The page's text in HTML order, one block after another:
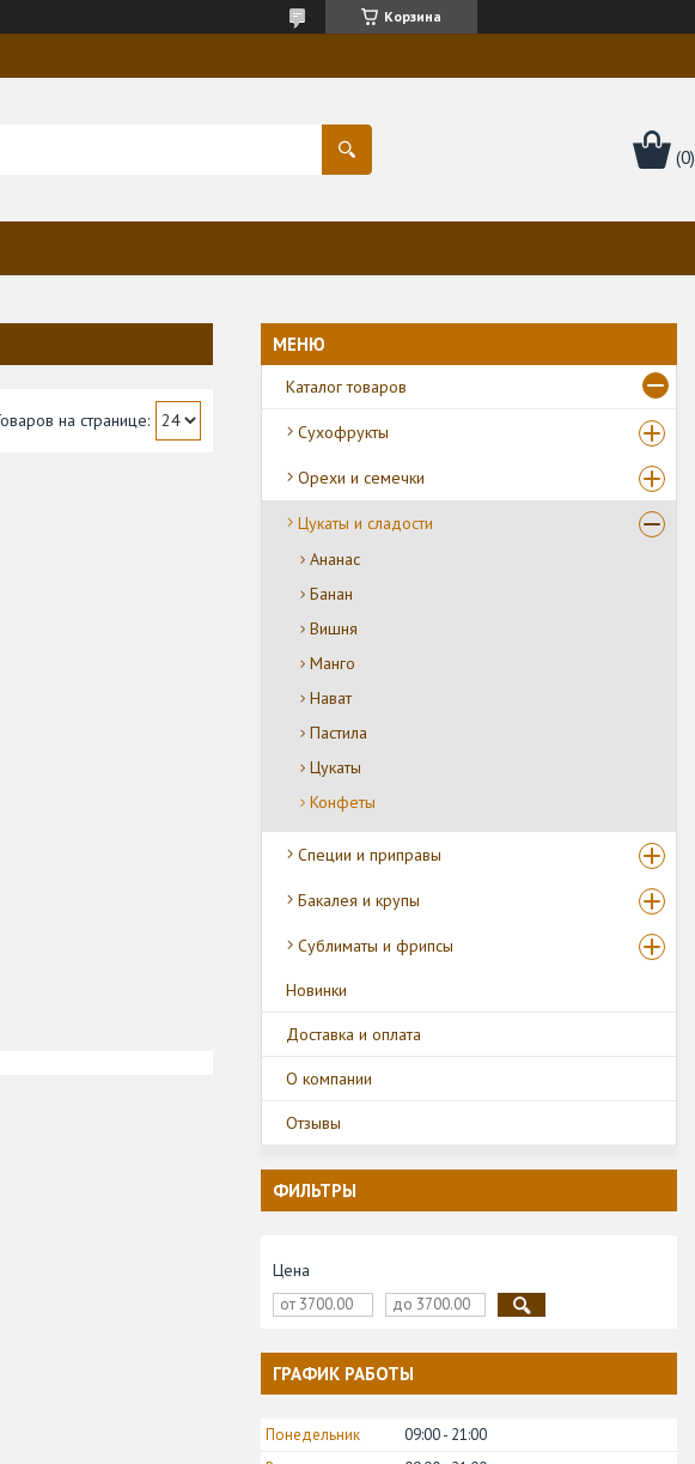
Корзина
Каталог товаров
Сухофрукты
Орехи и семечки
Цукаты и сладости
Ананас
Банан
Вишня
Манго
Нават
Пастила
Цукаты
Конфеты
Специи и приправы
Бакалея и крупы
Сублиматы и фрипсы
Новинки
Доставка и оплата
О компании
Отзывы
ФИЛЬТРЫ
Цена
ГРАФИК РАБОТЫ
Понедельник 09:00 21:00